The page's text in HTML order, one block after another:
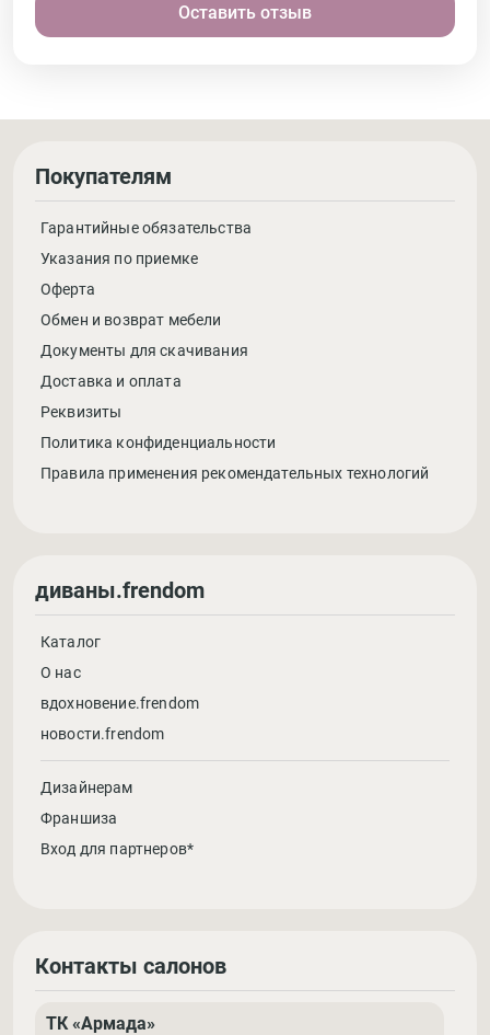
Оставить отзыв
Покупателям
Гарантийные обязательства
Указания по приемке
Оферта
Обмен и возврат мебели
Документы для скачивания
Доставка и оплата
Реквизиты
Политика конфиденциальности
Правила применения рекомендательных технологий
диваны.frendom
Каталог
О нас
вдохновение.frendom
новости.frendom
Дизайнерам
Франшиза
Вход для партнеров*
Контакты салонов
ТК «Армада»